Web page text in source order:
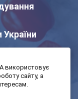
України
використовує
сайту, а